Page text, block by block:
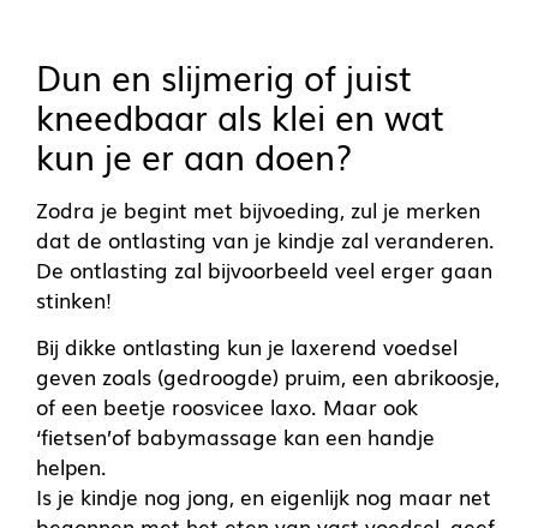
Dun en slijmerig of juist
kneedbaar als klei en wat
kun je er aan doen?
Zodra je begint met bijvoeding, zul je merken
dat de ontlasting van je kindje zal veranderen.
De ontlasting zal bijvoorbeeld veel erger gaan
stinken!
Bij dikke ontlasting kun je laxerend voedsel
geven zoals (gedroogde) pruim, een abrikoosje,
of een beetje roosvicee laxo. Maar ook
‘fietsen’of babymassage kan een handje
helpen.
Is je kindje nog jong, en eigenlijk nog maar net